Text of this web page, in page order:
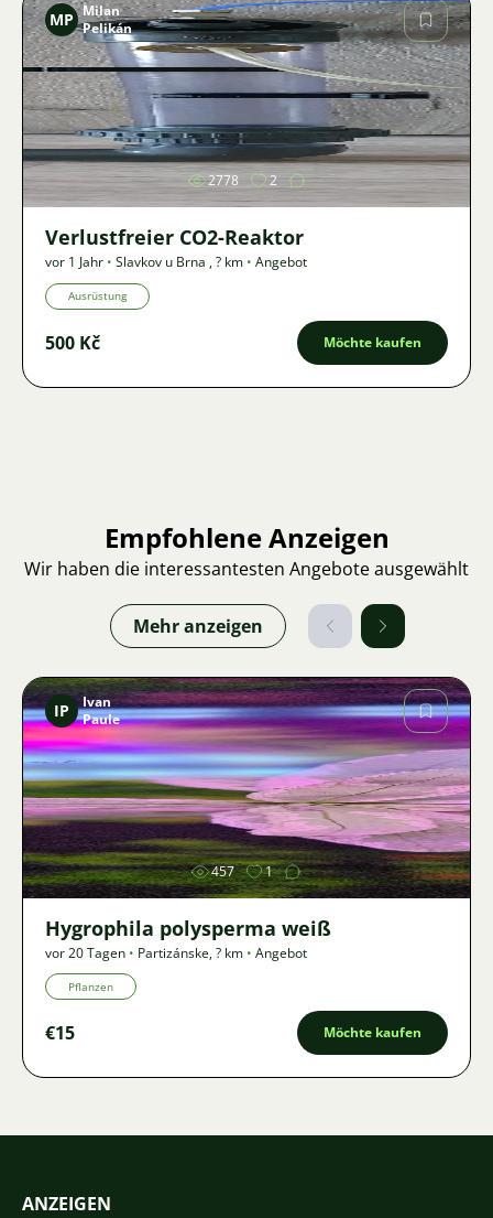
MP Milan
Pelikán
2778 2
Verlustfreier CO2-Reaktor
vor 1 Jahr • Slavkov u Brna ,? km • Angebot
Ausrüstung
500 Kč Möchte kaufen
Empfohlene Anzeigen
Wir haben die interessantesten Angebote ausgewählt
Mehr anzeigen
Bild
IP
Ivan
Paule
457 1
Hygrophila polysperma weiß
vor 20 Tagen • Partizánske,? km • Angebot
Pflanzen
€15 Möchte kaufen
ANZEIGEN